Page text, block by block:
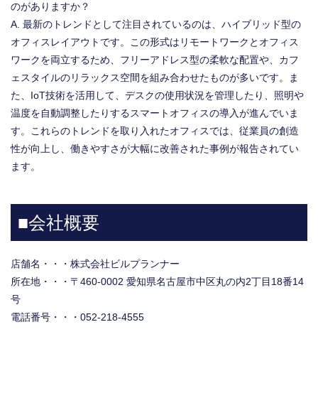
のがありますか？
A. 最新のトレンドとして注目されているのは、ハイブリッド型の
オフィスレイアウトです。この形式はリモートワークとオフィス
ワークを両立するため、フリーアドレス型の柔軟な配置や、カフ
ェスタイルのリラックス空間を組み合わせたものが多いです。ま
た、IoT技術を活用して、デスクの使用状況を管理したり、照明や
温度を自動調整したりするスマートオフィスの導入が進んでいま
す。これらのトレンドを取り入れたオフィスでは、従業員の創造
性が向上し、働きやすさが大幅に改善された事例が報告されてい
ます。
■会社概要
店舗名・・・株式会社ビルプランナー
所在地・・・〒460-0002 愛知県名古屋市中区丸の内2丁目18番14
号
電話番号・・・052-218-4555